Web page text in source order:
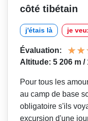
côté tibétain
j'étais là je
Évaluation:
Altitude: 5 206 m /
Pour tous les
au camp de base
obligatoire s'ils
excursion d'une